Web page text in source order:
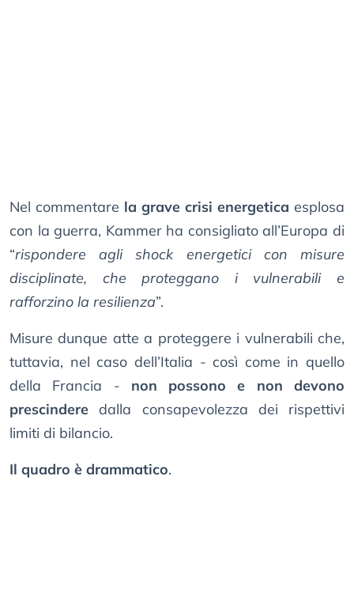
Nel commentare la grave crisi energetica esplosa
con la guerra, Kammer ha consigliato all’Europa di
“rispondere agli shock energetici con misure
disciplinate, che proteggano i vulnerabili e
rafforzino la resilienza”.
Misure dunque atte a proteggere i vulnerabili che,
tuttavia, nel caso dell’Italia - così come in quello
della Francia - non possono e non devono
prescindere dalla consapevolezza dei rispettivi
limiti di bilancio.
Il quadro è drammatico.